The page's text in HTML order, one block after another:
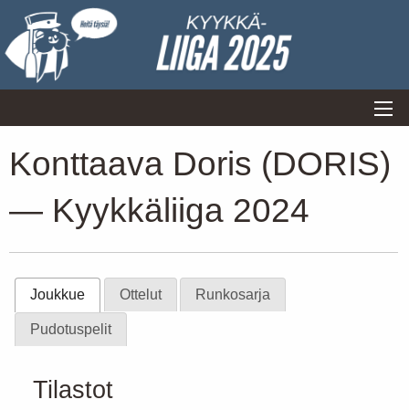
Konttaava Doris (DORIS)
— Kyykkäliiga 2024
Joukkue Ottelut Runkosarja
Pudotuspelit
Tilastot